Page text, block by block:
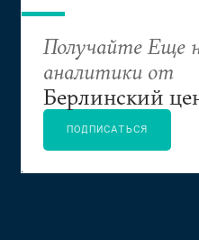
Получайте Еще
аналитики от
Берлинский
ПОДПИСАТЬСЯ